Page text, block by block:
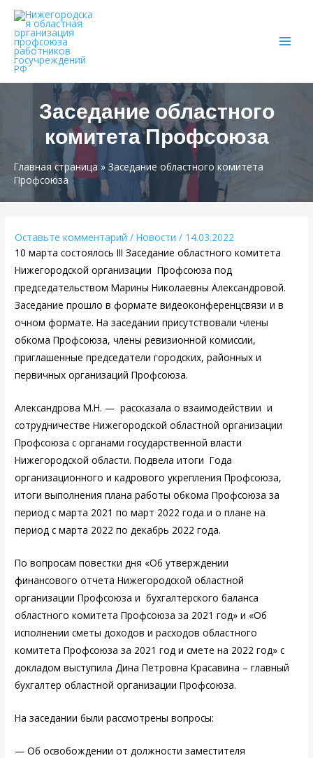
Заседание областного
комитета Профсоюза
Главная страница » Заседание областного комитета
Профсоюза
Оставьте комментарий /Новости / 14.03.2022
10 марта состоялось III Заседание областного комитета
Нижегородской организации Профсоюза под
председательством Марины Николаевны Александровой.
Заседание прошло в формате видеоконференцсвязи и в
очном формате. На заседании присутствовали члены
обкома Профсоюза, члены ревизионной комиссии,
приглашенные председатели городских, районных и
первичных организаций Профсоюза.
Александрова М.Н. — рассказала о взаимодействии и
сотрудничестве Нижегородской областной организации
Профсоюза с органами государственной власти
Нижегородской области. Подвела итоги Года
организационного и кадрового укрепления Профсоюза,
итоги выполнения плана работы обкома Профсоюза за
период с марта 2021 по март 2022 года и о плане на
период с марта 2022 по декабрь 2022 года.
По вопросам повестки дня «Об утверждении
финансового отчета Нижегородской областной
организации Профсоюза и бухгалтерского баланса
областного комитета Профсоюза за 2021 год» и «Об
исполнении сметы доходов и расходов областного
комитета Профсоюза за 2021 год и смете на 2022 год» с
докладом выступила Дина Петровна Красавина – главный
бухгалтер областной организации Профсоюза.
На заседании были рассмотрены вопросы:
— Об освобождении от должности заместителя